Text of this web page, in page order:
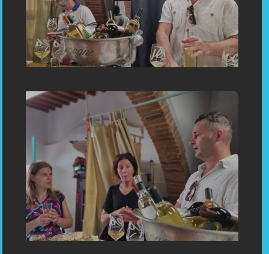
«Inauguration: Bespoken Tailoring in Capoliveri, Porto Azzurro,
Portoferraio Elba Toscani Italy Einweihung: Maßgeschneiderei
in Capoliveri Insel Elba Toskana Italien (Porto Azzurro,